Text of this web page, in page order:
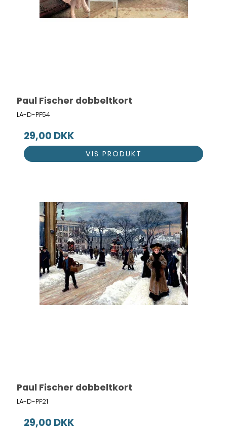
Paul Fischer dobbeltkort
LA-D-PF54
29,00 DKK
VIS PRODUKT
Paul Fischer dobbeltkort
LA-D-PF21
29,00 DKK